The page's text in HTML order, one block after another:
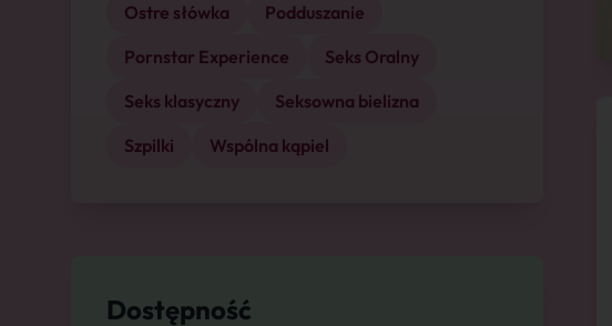
Ostre słówka
Podduszanie
Pornstar Experience
Seks Oralny
Seks klasyczny
Seksowna bielizna
Szpilki
Wspólna kąpiel
Dostępność